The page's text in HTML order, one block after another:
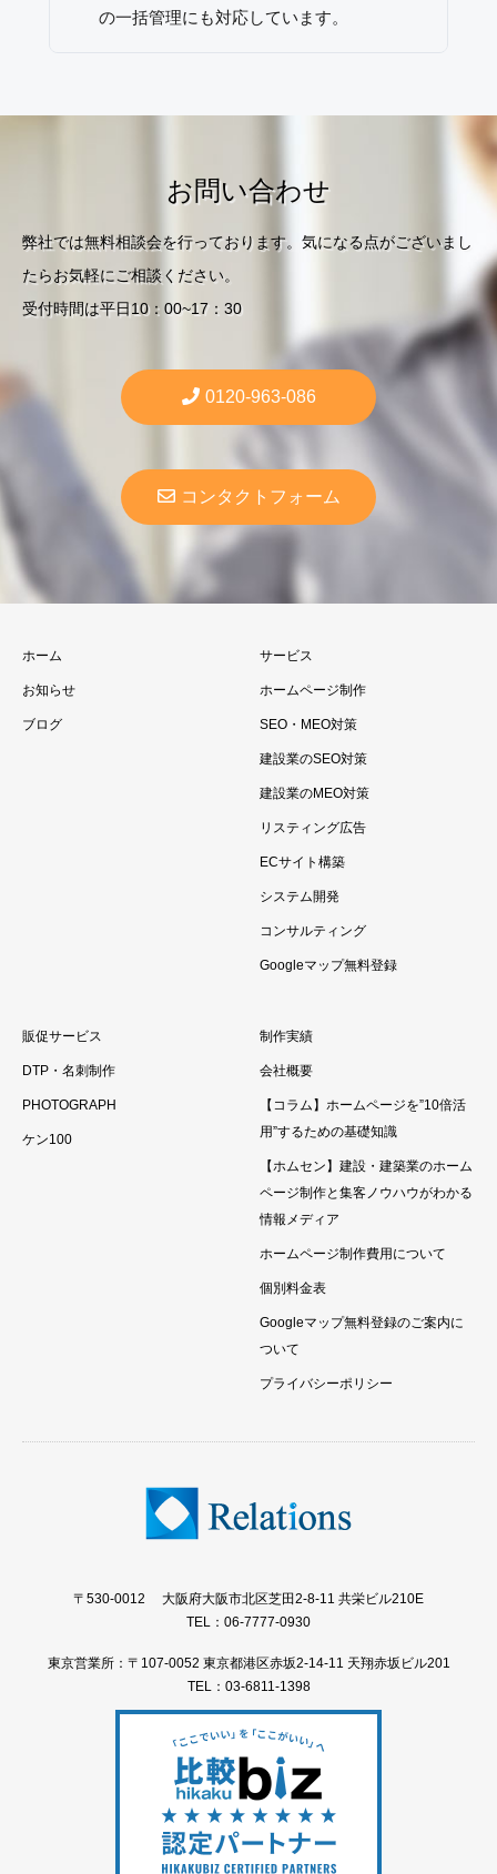
の一括管理にも対応しています。
お問い合わせ
弊社では無料相談会を行っております。気になる点がございまし
たらお気軽にご相談ください。
受付時間は平日10：00~17：30
0120-963-086
コンタクトフォーム
ホーム
お知らせ
ブログ
サービス
ホームページ制作
SEO・MEO対策
建設業のSEO対策
建設業のMEO対策
リスティング広告
ECサイト構築
システム開発
コンサルティング
Googleマップ無料登録
販促サービス
DTP・名刺制作
PHOTOGRAPH
ケン100
制作実績
会社概要
【コラム】ホームページを”10倍活
用”するための基礎知識
【ホムセン】建設・建築業のホーム
ページ制作と集客ノウハウがわかる
情報メディア
ホームページ制作費用について
個別料金表
Googleマップ無料登録のご案内に
ついて
プライバシーポリシー
〒530-0012 大阪府大阪市北区芝田2-8-11 共栄ビル210E
TEL：06-7777-0930
東京営業所：〒107-0052 東京都港区赤坂2-14-11 天翔赤坂ビル201
TEL：03-6811-1398